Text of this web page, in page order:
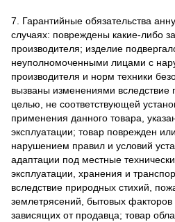
7. Гарантийные обязательства
случаях: повреждены какие-либо
производителя; изделие
неуполномоченными лицами с
производителя и норм техники
вызваны изменениями вследствие
целью, не соответствующей
применения данного товара,
эксплуатации; товар поврежден
нарушением правил и условий
адаптации под местные
эксплуатации, хранения и
вследствие природных стихий,
землетрясений, бытовых факторов
зависящих от продавца; товар